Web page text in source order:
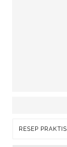
RESEP PRAKTIS